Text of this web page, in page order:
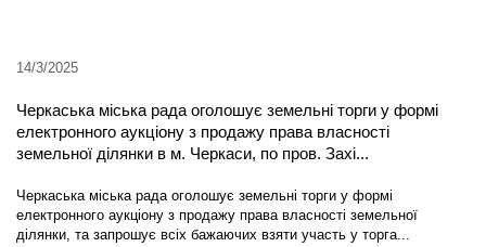
14/3/2025
Черкаська міська рада оголошує земельні торги у формі
електронного аукціону з продажу права власності
земельної ділянки в м. Черкаси, по пров. Захі...
Черкаська міська рада оголошує земельні торги у формі
електронного аукціону з продажу права власності земельної
ділянки, та запрошує всіх бажаючих взяти участь у торга...